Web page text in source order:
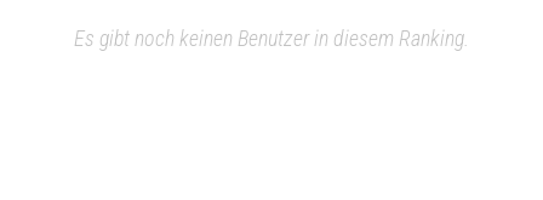
Es gibt noch keinen Benutzer in diesem Ranking.